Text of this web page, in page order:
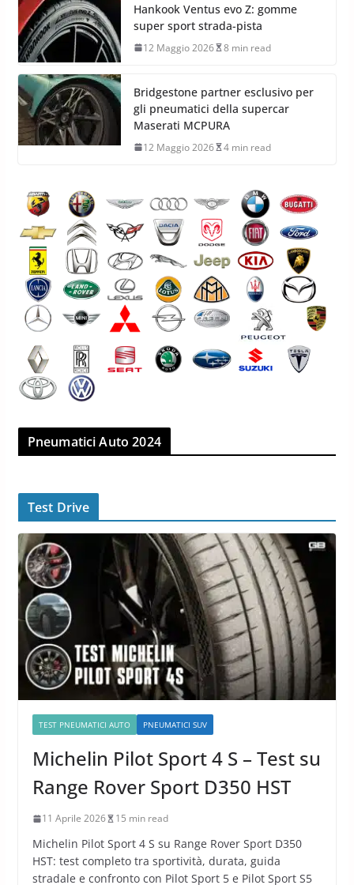
Hankook Ventus evo Z: gomme
super sport strada-pista
12 Maggio 2026 8 min read
Bridgestone partner esclusivo per
gli pneumatici della supercar
Maserati MCPURA
12 Maggio 2026 4 min read
Pneumatici Auto 2024
Test Drive
TEST PNEUMATICI AUTO PNEUMATICI SUV
Michelin Pilot Sport 4 S – Test su
Range Rover Sport D350 HST
11 Aprile 2026 15 min read
Michelin Pilot Sport 4 S su Range Rover Sport D350
HST: test completo tra sportività, durata, guida
stradale e confronto con Pilot Sport 5 e Pilot Sport S5